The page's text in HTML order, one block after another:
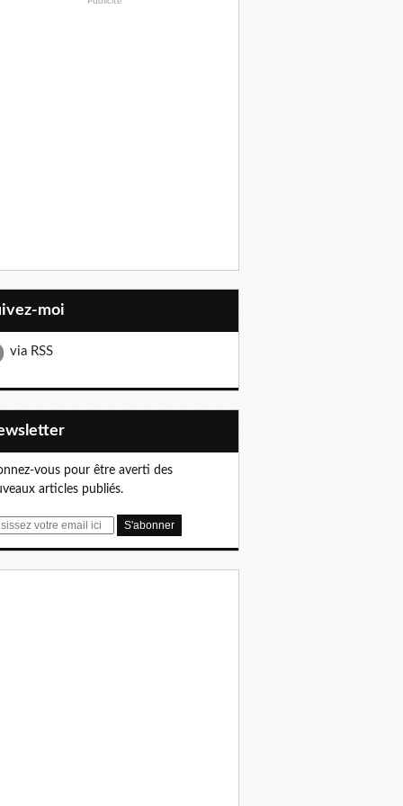
moi
via RSS
vous pour être averti des
articles publiés.